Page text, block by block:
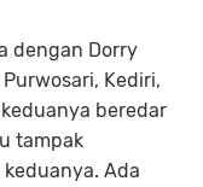
dengan Dorry
Kediri,
beredar
tampak
Ada